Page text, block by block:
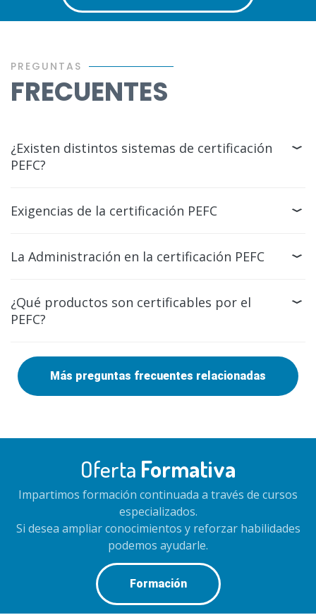
PREGUNTAS
FRECUENTES
¿Existen distintos sistemas de certificación
PEFC?
Exigencias de la certificación PEFC
La Administración en la certificación PEFC
¿Qué productos son certificables por el
PEFC?
Más preguntas frecuentes relacionadas
Oferta Formativa
Impartimos formación continuada a través de cursos
especializados.
Si desea ampliar conocimientos y reforzar habilidades
podemos ayudarle.
Formación